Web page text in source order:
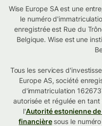
Wise Europe SA est une
le numéro
enregistrée est Rue du
Belgique. Wise est une
Tous les services
Europe AS, société
d'immatriculation
autorisée et régulée en
l'Autorité estonienne
financièresous le